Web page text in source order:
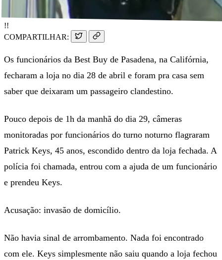
!!
COMPARTILHAR:
Os funcionários da Best Buy de Pasadena, na Califórnia,
fecharam a loja no dia 28 de abril e foram pra casa sem
saber que deixaram um passageiro clandestino.
Pouco depois de 1h da manhã do dia 29, câmeras
monitoradas por funcionários do turno noturno flagraram
Patrick Keys, 45 anos, escondido dentro da loja fechada. A
polícia foi chamada, entrou com a ajuda de um funcionário
e prendeu Keys.
Acusação: invasão de domicílio.
Não havia sinal de arrombamento. Nada foi encontrado
com ele. Keys simplesmente não saiu quando a loja fechou